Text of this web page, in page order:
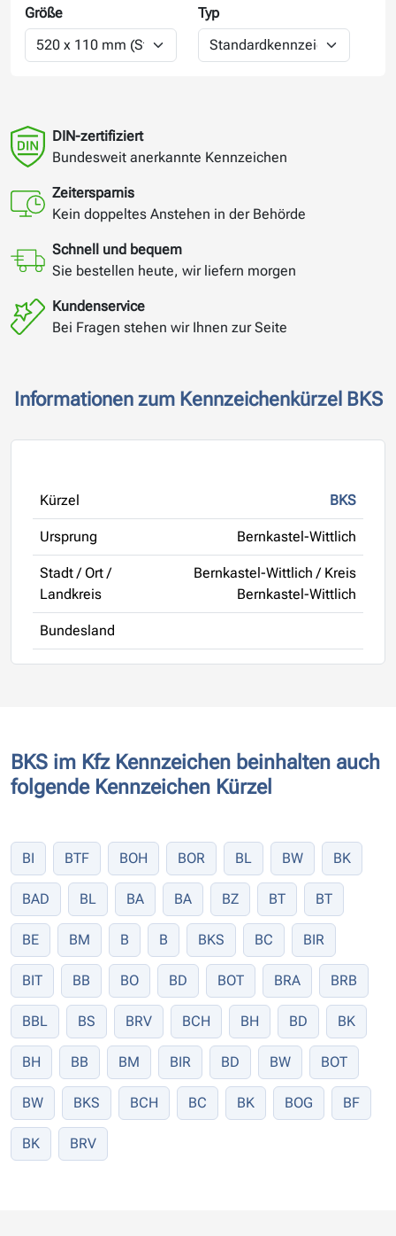
Größe Typ
DIN-zertifiziert
Bundesweit anerkannte Kennzeichen
Zeitersparnis
Kein doppeltes Anstehen in der Behörde
Schnell und bequem
Sie bestellen heute, wir liefern morgen
Kundenservice
Bei Fragen stehen wir Ihnen zur Seite
Informationen zum Kennzeichenkürzel BKS
Kürzel BKS
Ursprung Bernkastel-Wittlich
Stadt / Ort /
Landkreis
Bernkastel-Wittlich / Kreis
Bernkastel-Wittlich
Bundesland
BKS im Kfz Kennzeichen beinhalten auch
folgende Kennzeichen Kürzel
BI BTF BOH BOR BL BW BK
BAD BL BA BA BZ BT BT
BE BM B B BKS BC BIR
BIT BB BO BD BOT BRA BRB
BBL BS BRV BCH BH BD BK
BH BB BM BIR BD BW BOT
BW BKS BCH BC BK BOG BF
BK BRV